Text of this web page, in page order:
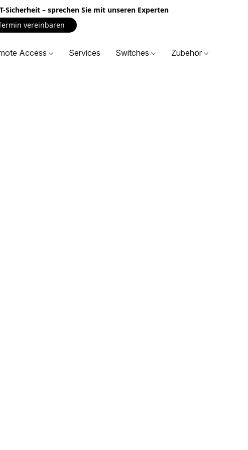
– sprechen Sie mit unseren Experten
vereinbaren
Access Services Switches Zubehör